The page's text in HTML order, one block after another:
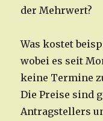
der Mehrwert?
Was kostet
wobei es seit
keine Termine
Die Preise sind
Antragstellers